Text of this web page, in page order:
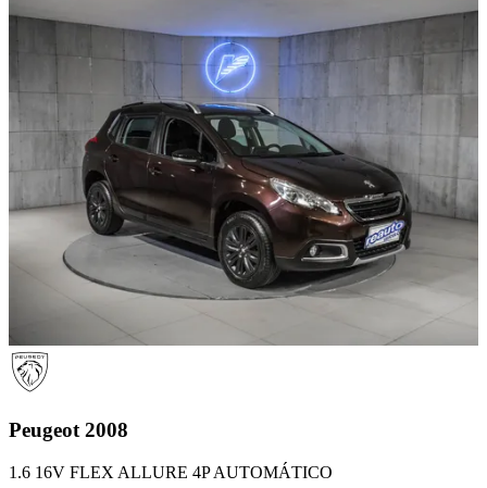
Peugeot2008
1.6 16V FLEX ALLURE 4P AUTOMÁTICO